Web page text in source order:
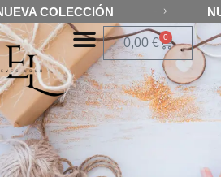
NUEVA COLECCIÓN
0,00 € 0